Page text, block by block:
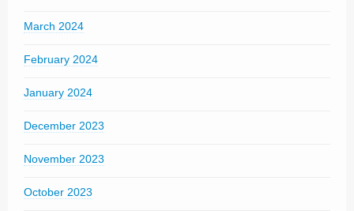
March 2024
February 2024
January 2024
December 2023
November 2023
October 2023